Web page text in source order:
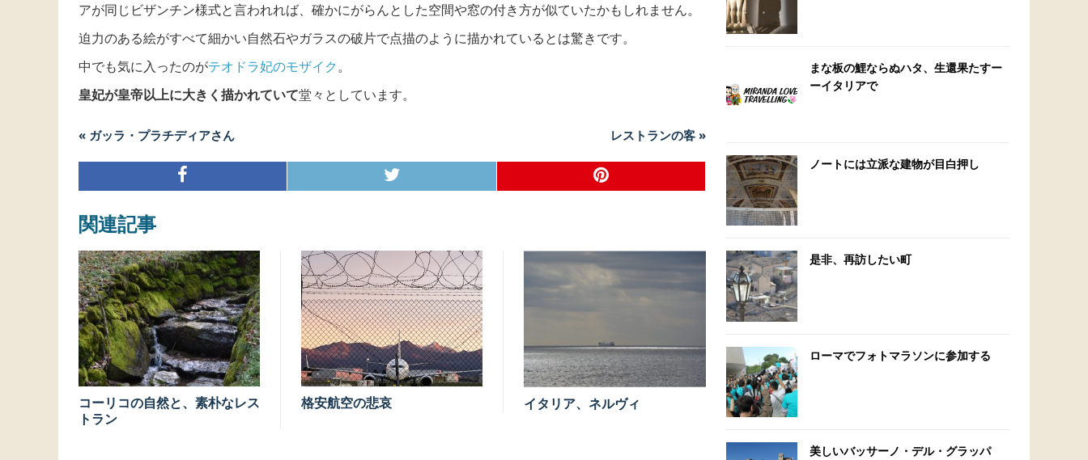
アが同じビザンチン様式と言われれば、確かにがらんとした空間や窓の付き方が似ていたかもしれません。
迫力のある絵がすべて細かい自然石やガラスの破片で点描のように描かれているとは驚きです。
中でも気に入ったのがテオドラ妃のモザイク。
皇妃が皇帝以上に大きく描かれていて堂々としています。
« ガッラ・プラチディアさん レストランの客 »
関連記事
コーリコの自然と、素朴なレス
トラン
格安航空の悲哀 イタリア、ネルヴィ
まな板の鯉ならぬハタ、生還果たすー
ーイタリアで
ノートには立派な建物が目白押し
是非、再訪したい町
ローマでフォトマラソンに参加する
美しいバッサーノ・デル・グラッパ